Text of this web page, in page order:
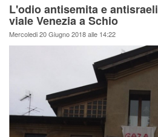
L'odio antisemita e
viale Venezia a Schio
Mercoledi 20 Giugno 2018 alle 14:22